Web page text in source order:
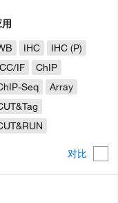
对比
IHC
IHC (P)
IF
ChIP
Seq
Array